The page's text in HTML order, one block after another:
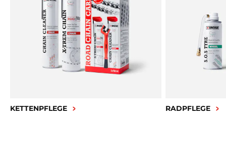
KETTENPFLEGE RADPFLEGE